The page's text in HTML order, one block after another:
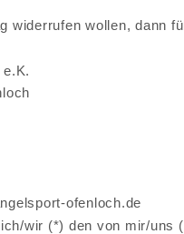
widerrufen wollen, dann
ofenloch.de
wir (*) den von mir/uns